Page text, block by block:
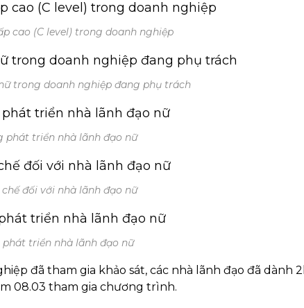
cao (C level) trong doanh nghiệp
trong doanh nghiệp đang phụ trách
phát triển nhà lãnh đạo nữ
đối với nhà lãnh đạo nữ
phát triển nhà lãnh đạo nữ
đã tham gia khảo sát, các nhà lãnh đạo đã dành
08.03 tham gia chương trình.